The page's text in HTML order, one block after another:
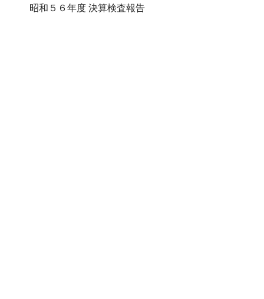
昭和５６年度 決算検査報告